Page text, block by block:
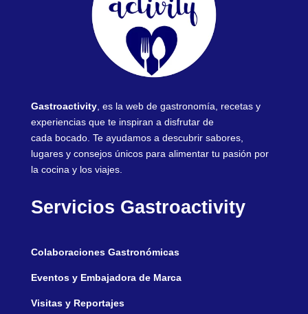
Gastroactivity, es la web de gastronomía, recetas y
experiencias que te inspiran a disfrutar de
cada bocado. Te ayudamos a descubrir sabores,
lugares y consejos únicos para alimentar tu pasión por
la cocina y los viajes.
Servicios Gastroactivity
Colaboraciones Gastronómicas
Eventos y Embajadora de Marca
Visitas y Reportajes